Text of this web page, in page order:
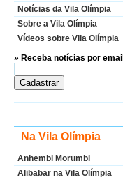
Notícias da Vila Olímpia
Sobre a Vila Olímpia
Vídeos sobre Vila Olímpia
» Receba notícias por email
Na Vila Olímpia
Anhembi Morumbi
Alibabar na Vila Olímpia